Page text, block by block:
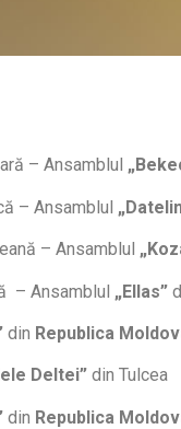
– Ansamblul
– Ansamblul
– Ansamblul
– Ansamblul „Ellas”
din Republica
Deltei” din Tulcea
din Republica